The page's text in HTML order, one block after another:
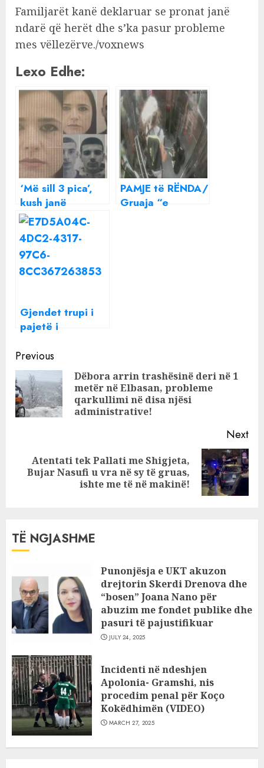
Familjarët kanë deklaruar se pronat janë
ndarë që herët dhe s’ka pasur probleme
mes vëllezërve./voxnews
Lexo Edhe:
‘Më sill 3 pica’,
kush janë
shpërndarësit e
drogës në
Tiranë, ‘KOKAT’
burrë e grua!
PAMJE të RËNDA/
Gruaja “e
Gjendet trupi i
pajetë i
shqiptar në
Greqi, arrestohet
autori, mori në
telefon policinë:
Ja përse e vrava
Continue
Reading
Previous
Dëbora arrin trashësinë deri në 1
metër në Elbasan, probleme
qarkullimi në disa njësi
administrative!
Next
Next
Atentati tek Pallati me Shigjeta,
Bujar Nasufi u vra në sy të gruas,
ishte me të në makinë!
TË NGJASHME
Punonjësja e UKT akuzon
drejtorin Skerdi Drenova dhe
“bosen” Joana Nano për
abuzim me fondet publike dhe
pasuri të pajustifikuar
JULY 24, 2025
Incidenti në ndeshjen
Apolonia- Gramshi, nis
procedim penal për Koço
Kokëdhimën (VIDEO)
MARCH 27, 2025